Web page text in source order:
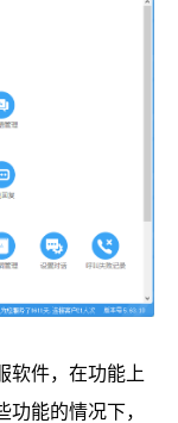
软件，在功能上
能的情况下，